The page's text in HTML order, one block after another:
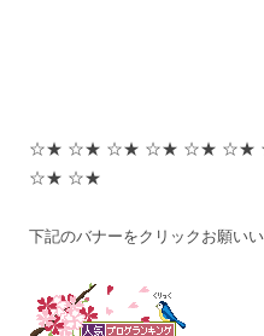
☆★ ☆★ ☆★ ☆★ ☆★ ☆★
☆★ ☆★
下記のバナーをクリックお願いい